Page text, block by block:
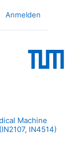
Anmelden
Machine
IN4514)